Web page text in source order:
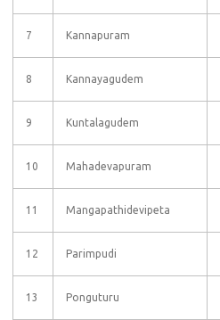
7 Kannapuram
8 Kannayagudem
9 Kuntalagudem
10 Mahadevapuram
11 Mangapathidevipeta
12 Parimpudi
13 Ponguturu